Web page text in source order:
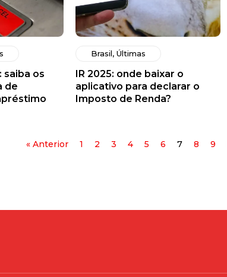
saiba os
de
Brasil, Últimas
IR 2025: onde baixar o
aplicativo para declarar o
Imposto de Renda?
« Anterior 1 2 3 4 5 6 7 8 9